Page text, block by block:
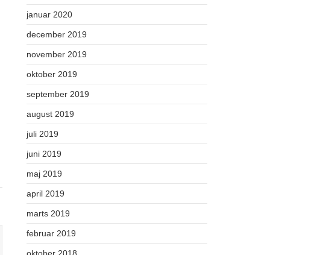
januar 2020
december 2019
november 2019
oktober 2019
september 2019
august 2019
juli 2019
juni 2019
maj 2019
april 2019
marts 2019
februar 2019